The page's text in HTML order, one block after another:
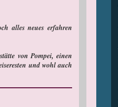
alles neues erfahren
von Pompei, einen
und wohl auch